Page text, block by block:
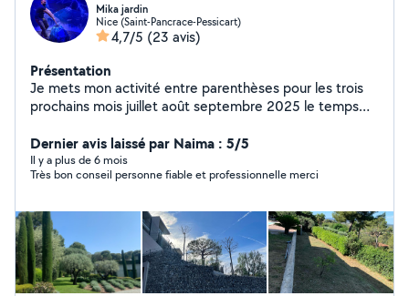
Mika jardin
Nice (Saint-Pancrace-Pessicart)
4,7/5 (23 avis)
Présentation
Je mets mon activité entre parenthèses pour les trois
prochains mois juillet août septembre 2025 le temps
très bientôt . Jardinier depuis presque 20 ans , je vous
propose mes services pour de l'élagage, de l'entretien-
nettoyage , de la création, du débroussaillage, de
Dernier avis laissé par Naima : 5/5
Il y a plus de 6 mois
Très bon conseil personne fiable et professionnelle merci